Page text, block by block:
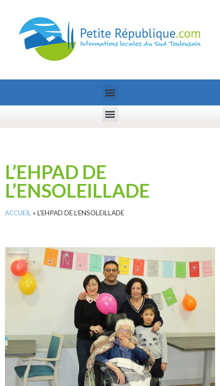
L’EHPAD DE
L’ENSOLEILLADE
ACCUEIL » L’EHPAD DE L’ENSOLEILLADE